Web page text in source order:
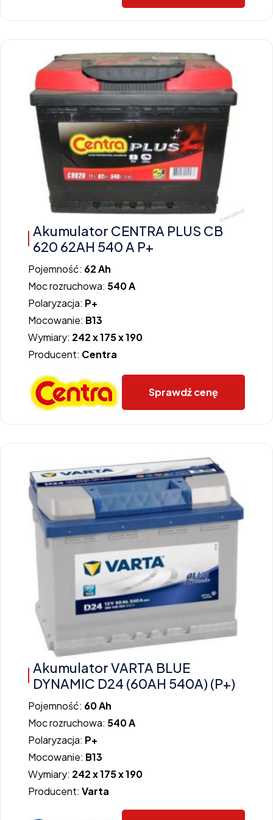
Akumulator CENTRA PLUS CB
620 62AH 540 A P+
Pojemność: 62 Ah
Moc rozruchowa: 540 A
Polaryzacja: P+
Mocowanie: B13
Wymiary: 242 x 175 x 190
Producent: Centra
Sprawdź cenę
Akumulator VARTA BLUE
DYNAMIC D24 (60AH 540A) (P+)
Pojemność: 60 Ah
Moc rozruchowa: 540 A
Polaryzacja: P+
Mocowanie: B13
Wymiary: 242 x 175 x 190
Producent: Varta